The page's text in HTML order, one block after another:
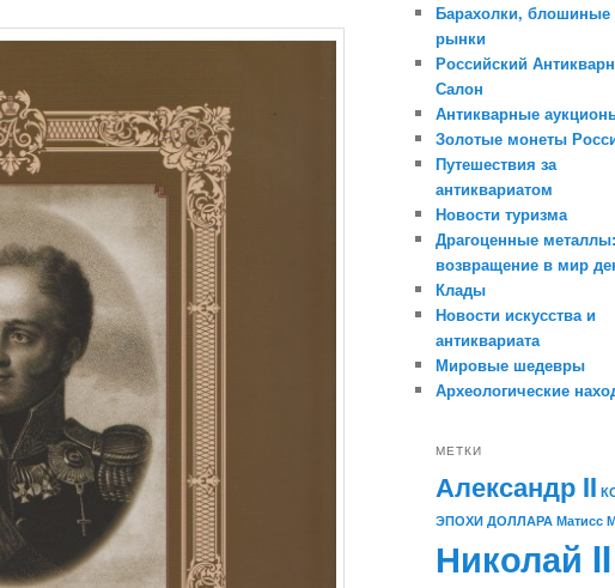
Барахолки, блошиные
рынки
Российский
Салон
Антикварные
Золотые монеты
Путешествия за
антиквариатом
Новости туризма
Драгоценные металлы:
возвращение в мир
Клады
Новости искусства и
антиквариата
Мировые шедевры
Археологические
МЕТКИ
Александр II
ЭПОХИ ДОЛЛАРА Матисс
Николай II